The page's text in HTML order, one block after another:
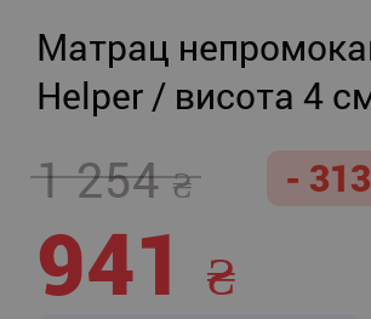
Матрац
Helper / висота 4
1 254 - 313
941